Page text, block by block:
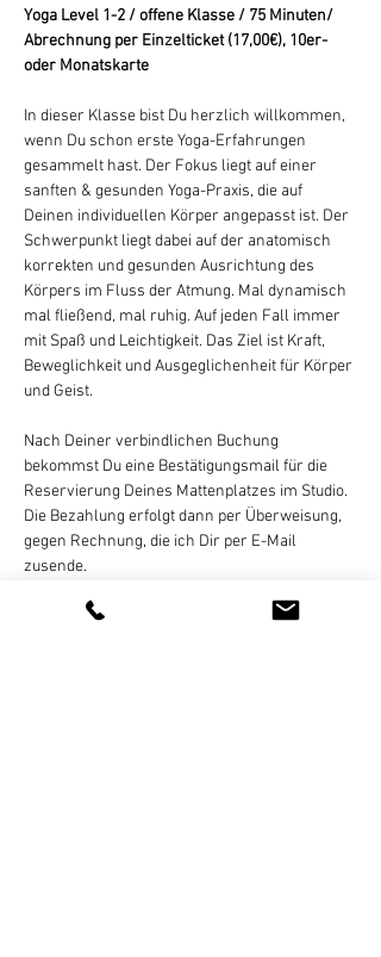
Yoga Level 1-2 / offene Klasse / 75 Minuten/
Abrechnung per Einzelticket (17,00€), 10er-
oder Monatskarte
In dieser Klasse bist Du herzlich willkommen,
wenn Du schon erste Yoga-Erfahrungen
gesammelt hast. Der Fokus liegt auf einer
sanften & gesunden Yoga-Praxis, die auf
Deinen individuellen Körper angepasst ist. Der
Schwerpunkt liegt dabei auf der anatomisch
korrekten und gesunden Ausrichtung des
Körpers im Fluss der Atmung. Mal dynamisch
mal fließend, mal ruhig. Auf jeden Fall immer
mit Spaß und Leichtigkeit. Das Ziel ist Kraft,
Beweglichkeit und Ausgeglichenheit für Körper
und Geist.
Nach Deiner verbindlichen Buchung
bekommst Du eine Bestätigungsmail für die
Reservierung Deines Mattenplatzes im Studio.
Die Bezahlung erfolgt dann per Überweisung,
gegen Rechnung, die ich Dir per E-Mail
zusende.
möglich! Eine Stornierung des gebuchten